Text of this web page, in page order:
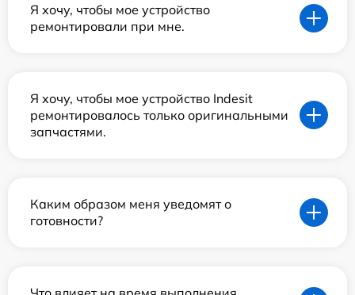
Я хочу, чтобы мое устройство
ремонтировали при мне.
Я хочу, чтобы мое устройство Indesit
ремонтировалось только оригинальными
запчастями.
Каким образом меня уведомят о
готовности?